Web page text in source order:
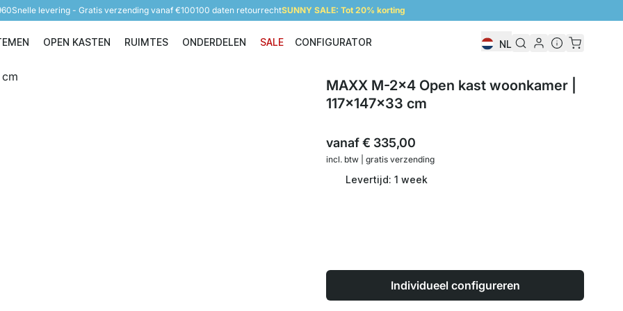
Snelle levering - Gratis verzending vanaf €100100 daten retourrechtSUNNY SALE: Tot 20% korting
Opbergsystemen
OPEN KASTEN
Open Kasten
RUIMTES
Ruimtes
ONDERDELEN
Onderdelen
SALE CONFIGURATOR NL
MAXX M-2x4 Open kast woonkamer |
117x147x33 cm
vanaf€ 335,00
incl. btw | gratis verzending
Levertijd: 1 week
Individueel configureren